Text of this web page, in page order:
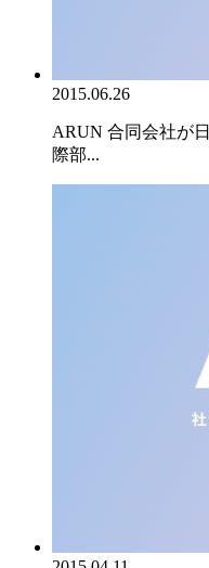
2015.06.26
ARUN 合同会社が
際部...